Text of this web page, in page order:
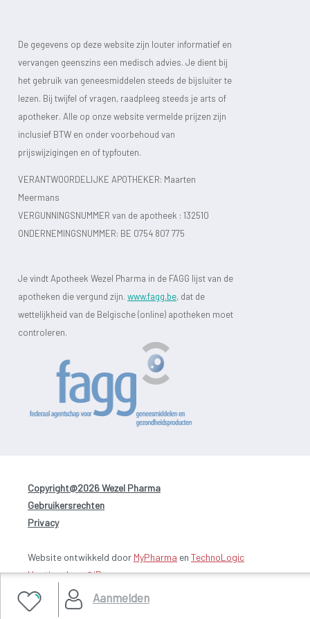
Aanmelden
De gegevens op deze website zijn louter informatief en
vervangen geenszins een medisch advies. Je dient bij
het gebruik van geneesmiddelen steeds de bijsluiter te
lezen. Bij twijfel of vragen, raadpleeg steeds je arts of
apotheker. Alle op onze website vermelde prijzen zijn
inclusief BTW en onder voorbehoud van
prijswijzigingen en of typfouten.
VERANTWOORDELIJKE APOTHEKER: Maarten
Meermans
VERGUNNINGSNUMMER van de apotheek : 132510
ONDERNEMINGSNUMMER: BE 0754 807 775
Je vindt Apotheek Wezel Pharma in de FAGG lijst van de
apotheken die vergund zijn. www.fagg.be, dat de
wettelijkheid van de Belgische (online) apotheken moet
controleren.
Copyright@2026 Wezel Pharma
Gebruikersrechten
Privacy
Website ontwikkeld door MyPharma en TechnoLogic
Hosting door @iPower